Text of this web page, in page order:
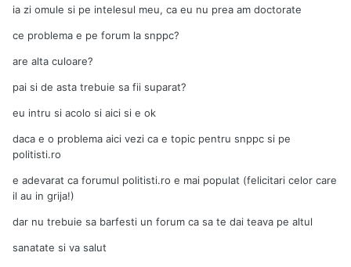
ia zi omule si pe intelesul meu, ca eu nu prea am doctorate
ce problema e pe forum la snppc?
are alta culoare?
pai si de asta trebuie sa fii suparat?
eu intru si acolo si aici si e ok
daca e o problema aici vezi ca e topic pentru snppc si pe
politisti.ro
e adevarat ca forumul politisti.ro e mai populat (felicitari celor care
il au in grija!)
dar nu trebuie sa barfesti un forum ca sa te dai teava pe altul
sanatate si va salut